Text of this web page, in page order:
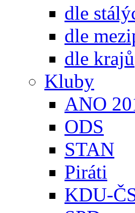
dle
dle
dle krajů
Kluby
ANO
ODS
STAN
Piráti
KDU-